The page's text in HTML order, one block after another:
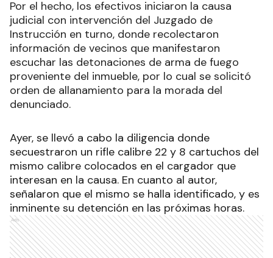
Por el hecho, los efectivos iniciaron la causa
judicial con intervención del Juzgado de
Instrucción en turno, donde recolectaron
información de vecinos que manifestaron
escuchar las detonaciones de arma de fuego
proveniente del inmueble, por lo cual se solicitó
orden de allanamiento para la morada del
denunciado.
Ayer, se llevó a cabo la diligencia donde
secuestraron un rifle calibre 22 y 8 cartuchos del
mismo calibre colocados en el cargador que
interesan en la causa. En cuanto al autor,
señalaron que el mismo se halla identificado, y es
inminente su detención en las próximas horas.
Ads